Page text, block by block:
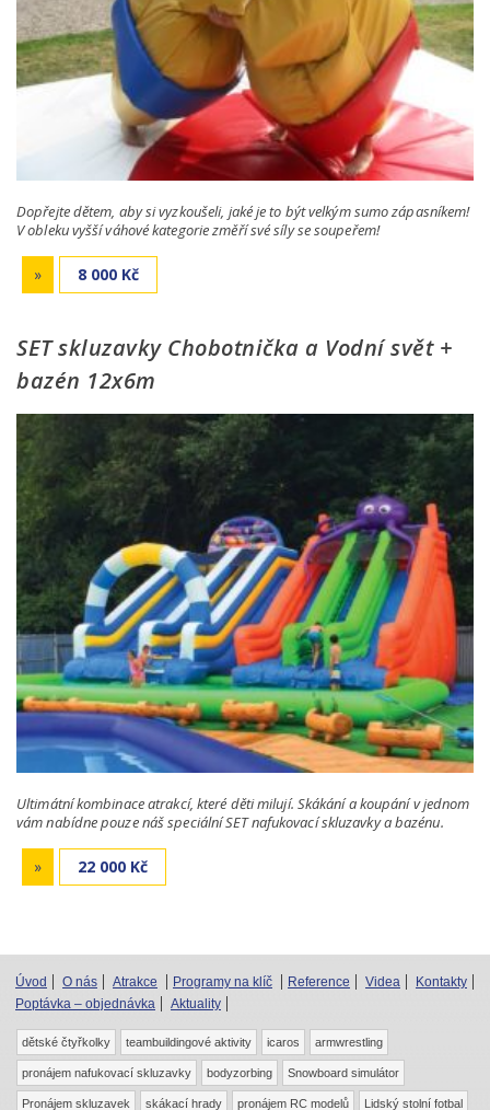
Dopřejte dětem, aby si vyzkoušeli, jaké je to být velkým sumo zápasníkem!
V obleku vyšší váhové kategorie změří své síly se soupeřem!
» 8 000 Kč
SET skluzavky Chobotnička a Vodní svět +
bazén 12x6m
Ultimátní kombinace atrakcí, které děti milují. Skákání a koupání v jednom
vám nabídne pouze náš speciální SET nafukovací skluzavky a bazénu.
» 22 000 Kč
Úvod O nás Atrakce Programy na klíč Reference Videa
Kontakty
Poptávka – objednávka
Aktuality
dětské čtyřkolky teambuildingové aktivity icaros armwrestling
pronájem nafukovací skluzavky bodyzorbing Snowboard simulátor
Pronájem skluzavek skákací hrady pronájem RC modelů Lidský stolní fotbal